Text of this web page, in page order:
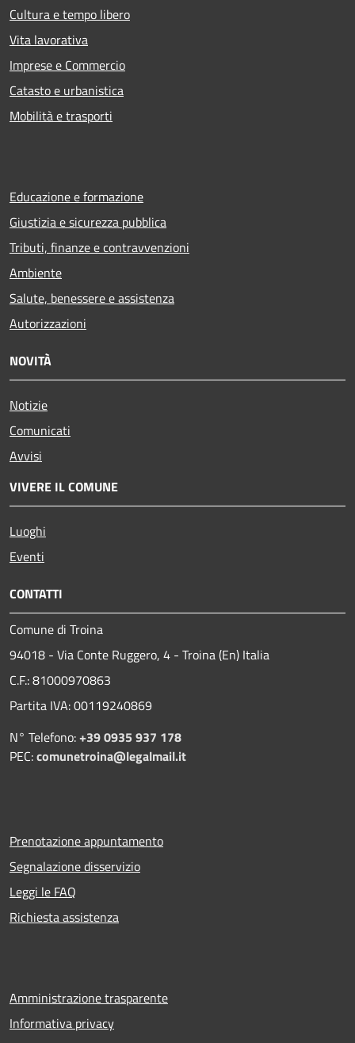
Cultura e tempo libero
Vita lavorativa
Imprese e Commercio
Catasto e urbanistica
Mobilità e trasporti
Educazione e formazione
Giustizia e sicurezza pubblica
Tributi, finanze e contravvenzioni
Ambiente
Salute, benessere e assistenza
Autorizzazioni
NOVITÀ
Notizie
Comunicati
Avvisi
VIVERE IL COMUNE
Luoghi
Eventi
CONTATTI
Comune di Troina
94018 - Via Conte Ruggero, 4 - Troina (En) Italia
C.F.: 81000970863
Partita IVA: 00119240869
N° Telefono:+39 0935 937 178
PEC:comunetroina@legalmail.it
Prenotazione appuntamento
Segnalazione disservizio
Leggi le FAQ
Richiesta assistenza
Amministrazione trasparente
Informativa privacy